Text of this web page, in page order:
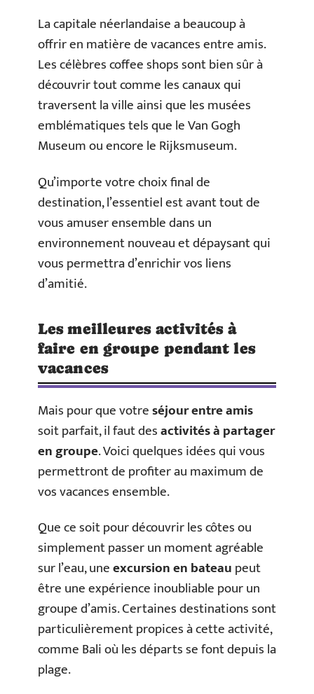
La capitale néerlandaise a beaucoup à
offrir en matière de vacances entre amis.
Les célèbres coffee shops sont bien sûr à
découvrir tout comme les canaux qui
traversent la ville ainsi que les musées
emblématiques tels que le Van Gogh
Museum ou encore le Rijksmuseum.
Qu’importe votre choix final de
destination, l’essentiel est avant tout de
vous amuser ensemble dans un
environnement nouveau et dépaysant qui
vous permettra d’enrichir vos liens
d’amitié.
Les meilleures activités à
faire en groupe pendant les
vacances
Mais pour que votreséjour entre amis
soit parfait, il faut desactivités à partager
en groupe. Voici quelques idées qui vous
permettront de profiter au maximum de
vos vacances ensemble.
Que ce soit pour découvrir les côtes ou
simplement passer un moment agréable
sur l’eau, uneexcursion en bateaupeut
être une expérience inoubliable pour un
groupe d’amis. Certaines destinations sont
particulièrement propices à cette activité,
comme Bali où les départs se font depuis la
plage.